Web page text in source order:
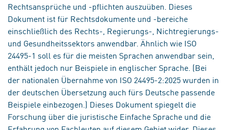
Rechtsansprüche und -pflichten auszuüben. Dieses
Dokument ist für Rechtsdokumente und -bereiche
einschließlich des Rechts-, Regierungs-, Nichtregierungs-
und Gesundheitssektors anwendbar. Ähnlich wie ISO
24495-1 soll es für die meisten Sprachen anwendbar sein,
enthält jedoch nur Beispiele in englischer Sprache. (Bei
der nationalen Übernahme von ISO 24495-2:2025 wurden in
der deutschen Übersetzung auch fürs Deutsche passende
Beispiele einbezogen.) Dieses Dokument spiegelt die
Forschung über die juristische Einfache Sprache und die